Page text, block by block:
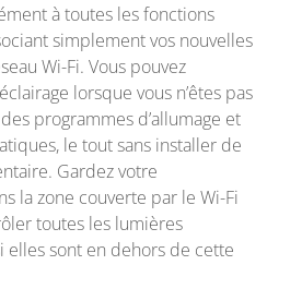
à toutes les fonctions
simplement vos nouvelles
Wi-Fi. Vous pouvez
lorsque vous n’êtes pas
programmes d’allumage et
le tout sans installer de
Gardez votre
la zone couverte par le Wi-Fi
toutes les lumières
elles sont en dehors de cette